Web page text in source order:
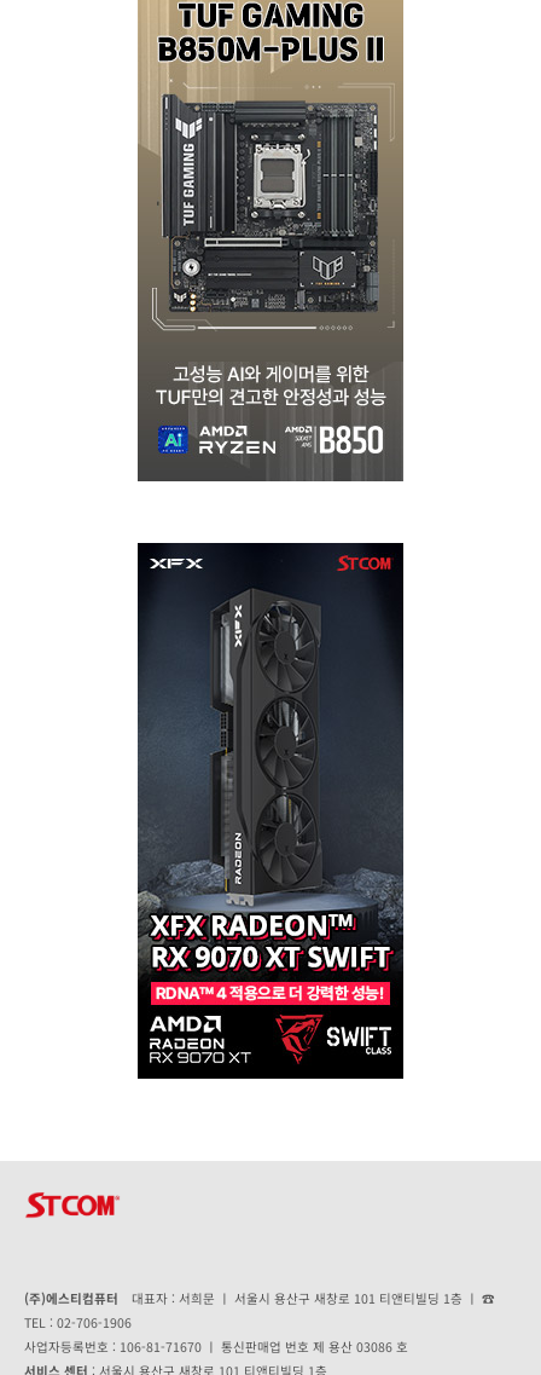
(주)에스티컴퓨터 대표자 : 서희문 ㅣ 서울시 용산구 새창로 101 티앤티빌딩 1층 ㅣ ☎
TEL : 02-706-1906
사업자등록번호 : 106-81-71670 ㅣ 통신판매업 번호 제 용산 03086 호
서비스 센터 : 서울시 용산구 새창로 101 티앤티빌딩 1층